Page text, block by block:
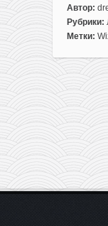
к
записи
У
скидки:
летим
из
Украины
ОАЭ
за
Автор:
Рубрики:
Метки: